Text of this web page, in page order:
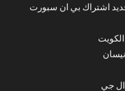
اشتراك بي ان سبورت
ال جي